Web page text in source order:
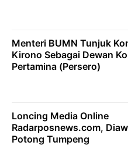
Menteri BUMN Tunjuk
Kirono Sebagai Dewan
Pertamina (Persero)
Loncing Media Online
Radarposnews.com,
Potong Tumpeng